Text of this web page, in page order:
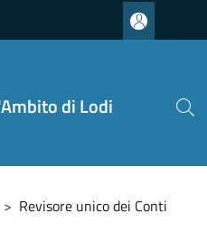
di Lodi
> Revisore unico dei Conti